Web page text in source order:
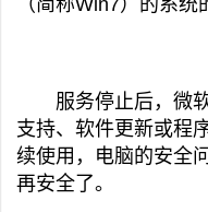
（简称Win7）的系统
服务停止后，微软
支持、软件更新或程
续使用，电脑的安全
再安全了。